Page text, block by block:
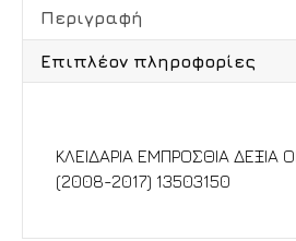
Περιγραφή
Επιπλέον πληροφορίες
ΚΛΕΙΔΑΡΙΑ ΕΜΠΡΟΣΘΙΑ ΔΕΞΙΑ
(2008-2017) 13503150